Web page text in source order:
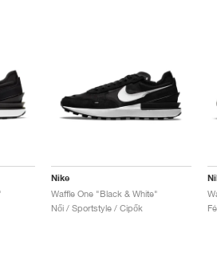
Nike
Waffle One "Black & White"
Női / Sportstyle / Cipők